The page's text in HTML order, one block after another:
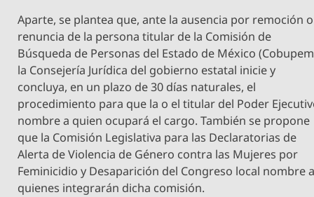
Aparte, se plantea que, ante la ausencia por remoción o
renuncia de la persona titular de la Comisión de
Búsqueda de Personas del Estado de México
la Consejería Jurídica del gobierno estatal inicie y
concluya, en un plazo de 30 días naturales, el
procedimiento para que la o el titular del Poder
nombre a quien ocupará el cargo. También se propone
que la Comisión Legislativa para las Declaratorias de
Alerta de Violencia de Género contra las Mujeres por
Feminicidio y Desaparición del Congreso local nombre
quienes integrarán dicha comisión.